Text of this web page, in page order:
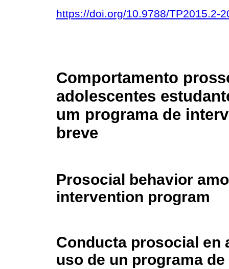
https://doi.org/10.9788/TP2015.2-
Comportamento
adolescentes
um programa de
breve
Prosocial behavior
intervention program
Conducta prosocial en
uso de un programa